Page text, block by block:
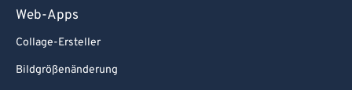
Web-Apps
Collage-Ersteller
Bildgrößenänderung